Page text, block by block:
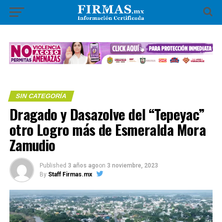
SIN CATEGORÍA
Dragado y Dasazolve del “Tepeyac”
otro Logro más de Esmeralda Mora
Zamudio
Published 3 años agoon 3 noviembre, 2023
By Staff Firmas.mx